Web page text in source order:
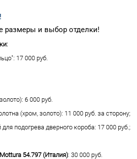
размеры и выбор отделки!
17 000 руб.
6 000 руб.
(хром, золото): 11 000 руб. за сторону;
подогрева дверного короба: 17 000 руб.;
Mottura 54.797 (Италия): 30 000 руб.